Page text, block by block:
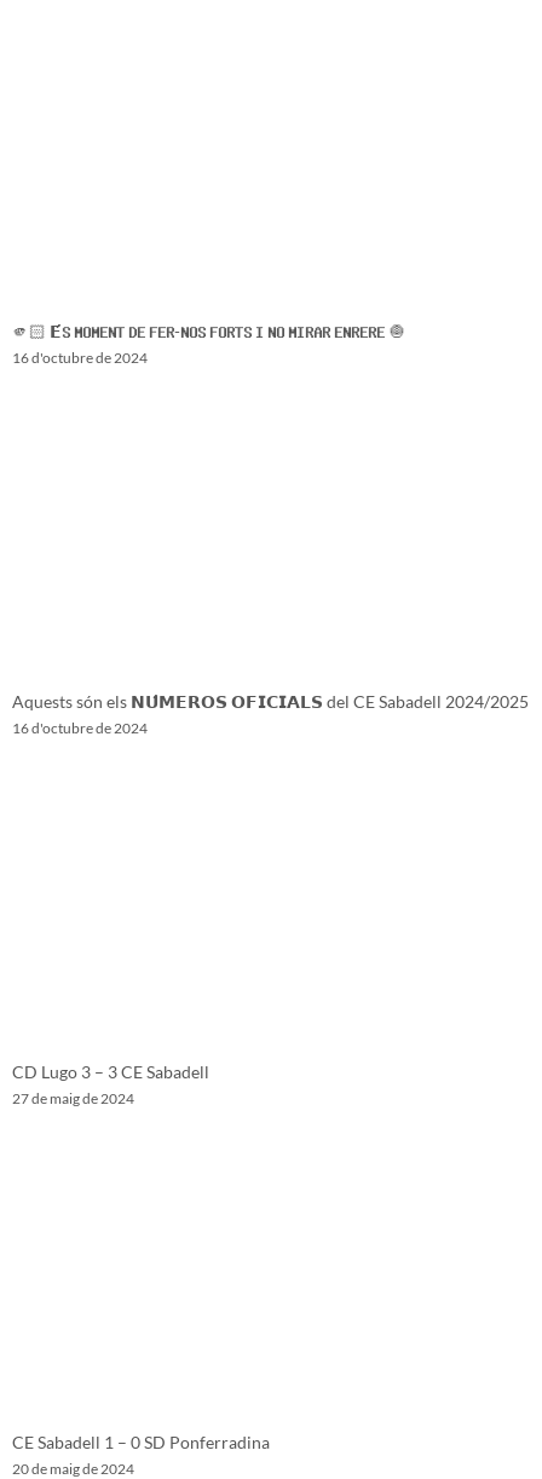
🫵🏻 𝗘́𝗦 𝗠𝗢𝗠𝗘𝗡𝗧 𝗗𝗘 𝗙𝗘𝗥-𝗡𝗢𝗦 𝗙𝗢𝗥𝗧𝗦 𝗜 𝗡𝗢 𝗠𝗜𝗥𝗔𝗥 𝗘𝗡𝗥𝗘𝗥𝗘 🧅
16 d'octubre de 2024
Aquests són els 𝗡𝗨́𝗠𝗘𝗥𝗢𝗦 𝗢𝗙𝗜𝗖𝗜𝗔𝗟𝗦 del CE Sabadell 2024/2025
16 d'octubre de 2024
CD Lugo 3 – 3 CE Sabadell
27 de maig de 2024
CE Sabadell 1 – 0 SD Ponferradina
20 de maig de 2024